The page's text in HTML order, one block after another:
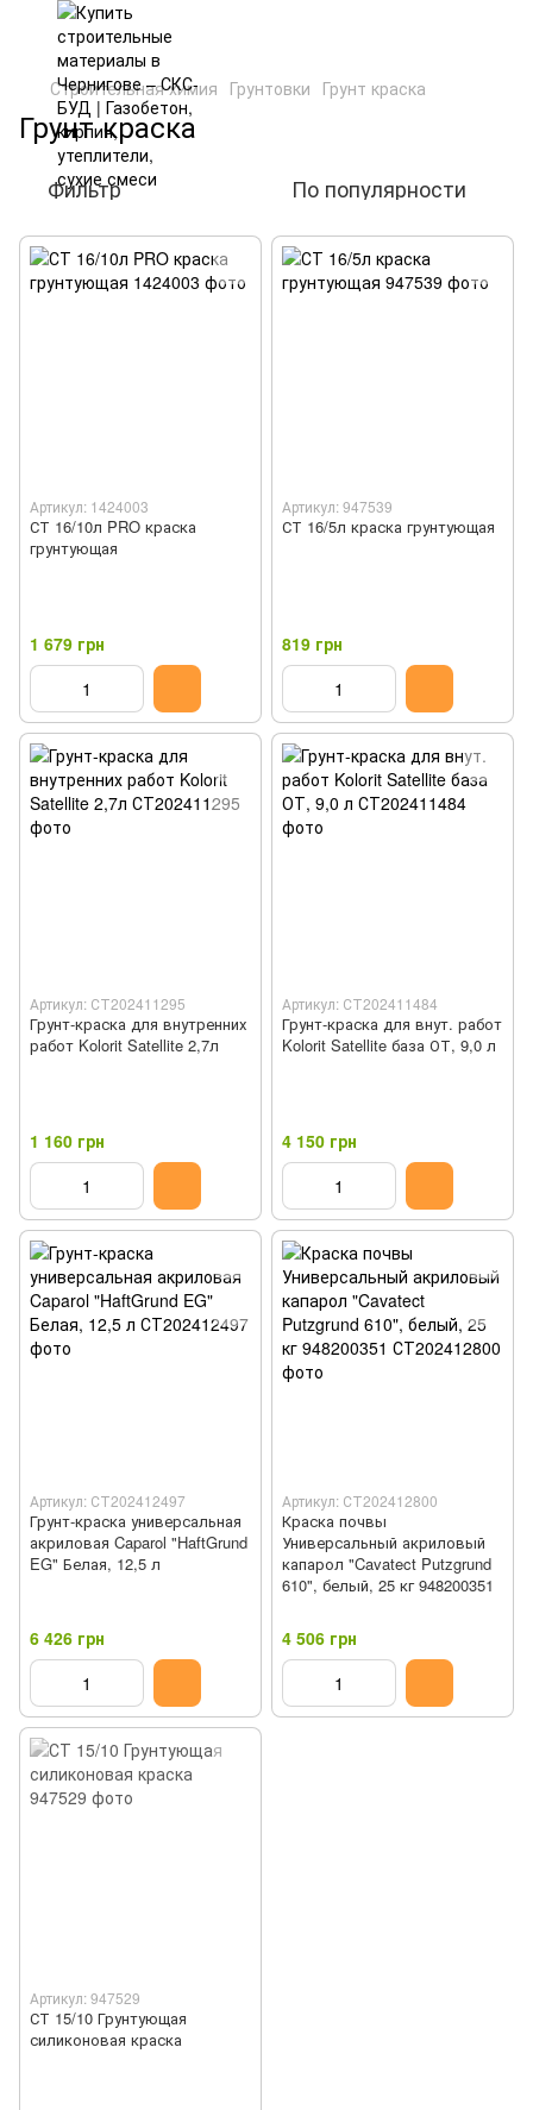
Строительная химия Грунтовки Грунт краска
Грунт краска
Фильтр По популярности
Артикул: 1424003
СТ 16/10л PRO краска
грунтующая
1 679 грн
Артикул: 947539
СТ 16/5л краска грунтующая
819 грн
Артикул: СТ202411295
Грунт-краска для внутренних
работ Kolorit Satellite 2,7л
1 160 грн
Артикул: СТ202411484
Грунт-краска для внут. работ
Kolorit Satellite база ОТ, 9,0 л
4 150 грн
Артикул: СТ202412497
Грунт-краска универсальная
акриловая Caparol "HaftGrund
EG" Белая, 12,5 л
6 426 грн
Артикул: СТ202412800
Краска почвы
Универсальный акриловый
капарол "Cavatect Putzgrund
610", белый, 25 кг 948200351
4 506 грн
Артикул: 947529
СТ 15/10 Грунтующая
силиконовая краска